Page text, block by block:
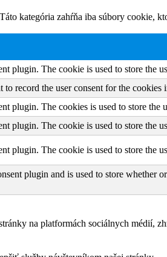
kategória zahŕňa iba súbory cookie,
plugin. The cookie is used to store the
record the user consent for the
plugin. The cookies is used to store the
plugin. The cookie is used to store the
plugin. The cookie is used to store the
plugin and is used to store whether
na platformách sociálnych médií,